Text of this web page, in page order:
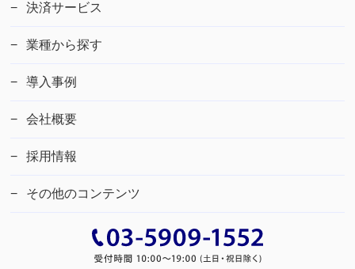
決済サービス
業種から探す
導入事例
会社概要
採用情報
その他のコンテンツ